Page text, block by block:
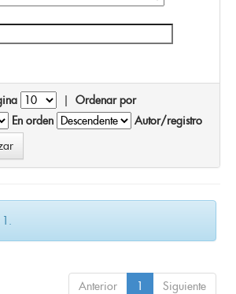
| Ordenar por
En orden
Autor/registro
Anterior 1 Siguiente